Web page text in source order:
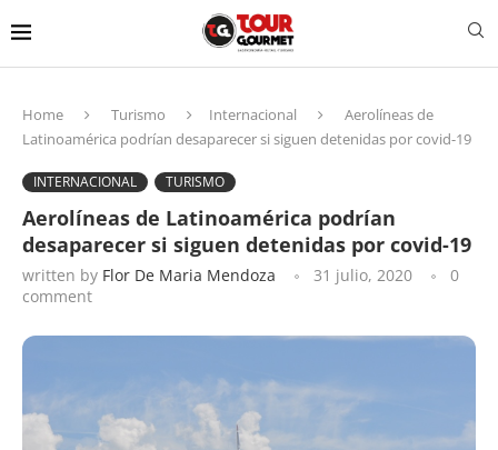
Home Turismo Internacional
Aerolíneas de
Latinoamérica podrían desaparecer si siguen detenidas por covid-19
INTERNACIONAL TURISMO
Aerolíneas de Latinoamérica podrían
desaparecer si siguen detenidas por covid-19
written by Flor De Maria Mendoza 31 julio, 2020
0
comment